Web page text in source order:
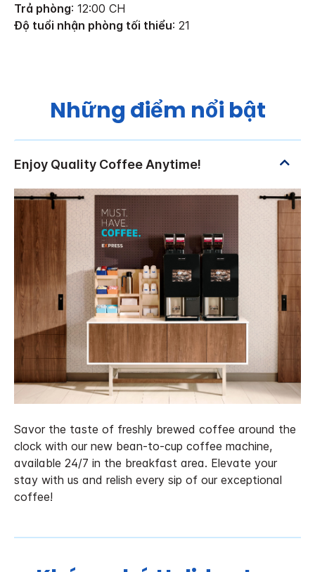
Trả phòng: 12:00 CH
Độ tuổi nhận phòng tối thiểu: 21
Những điểm nổi bật
Savor the taste of freshly brewed coffee around the
clock with our new bean-to-cup coffee machine,
available 24/7 in the breakfast area. Elevate your
stay with us and relish every sip of our exceptional
coffee!